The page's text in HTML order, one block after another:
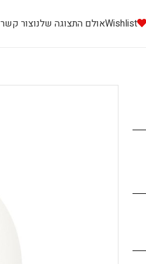
Wishlistאולם התצוגה שלנוצור קשר